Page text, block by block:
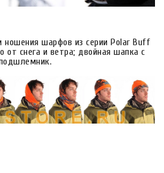
ношения шарфов из серии Polar Buff
от снега и ветра; двойная шапка с